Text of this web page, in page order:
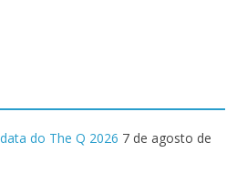
do The Q 2026 7 de agosto de